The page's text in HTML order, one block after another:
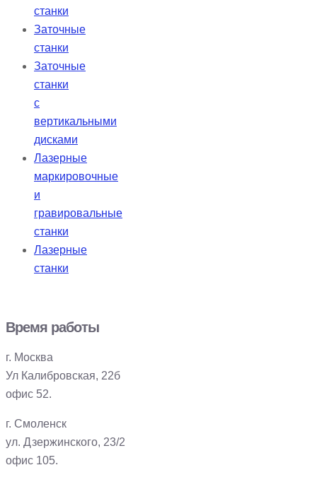
станки
Заточные
станки
Заточные
станки
с
вертикальными
дисками
Лазерные
маркировочные
и
гравировальные
станки
Лазерные
станки
Время работы
г. Москва
Ул Калибровская, 22б
офис 52.
г. Смоленск
ул. Дзержинского, 23/2
офис 105.